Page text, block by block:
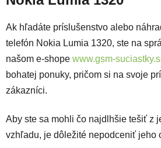
Ak hľadáte príslušenstvo alebo
telefón Nokia Lumia 1320, ste na
našom e-shope www.gsm-
bohatej ponuky, pričom si na svoje
zákazníci.
Aby ste sa mohli čo najdlhšie tešiť z
vzhľadu, je dôležité nepodceniť jeho